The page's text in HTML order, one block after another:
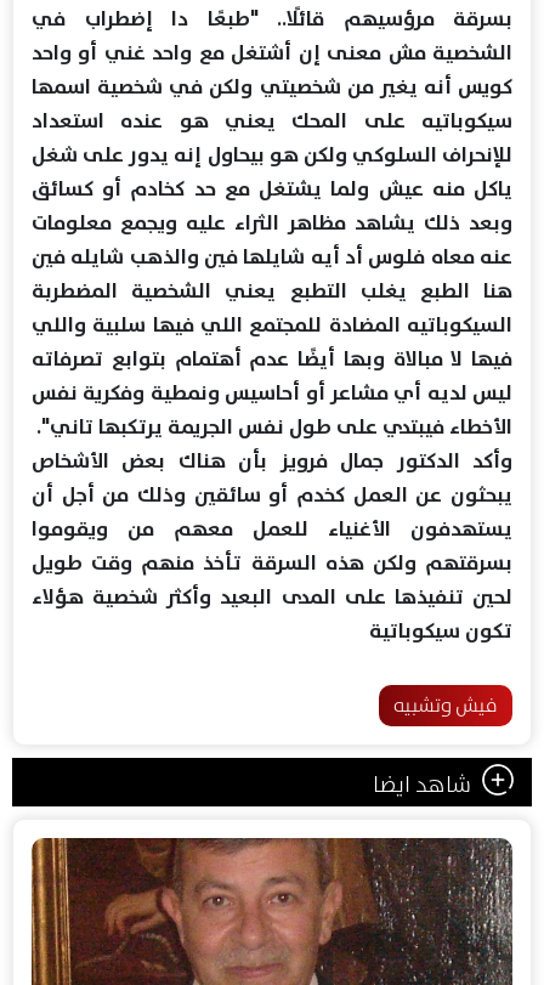
بسرقة مرؤسيهم قائلًا.. "طبعًا دا إضطراب في
الشخصية مش معنى إن أشتغل مع واحد غني أو واحد
كويس أنه يغير من شخصيتي ولكن في شخصية اسمها
سيكوباتيه على المحك يعني هو عنده استعداد
للإنحراف السلوكي ولكن هو بيحاول إنه يدور على شغل
ياكل منه عيش ولما يشتغل مع حد كخادم أو كسائق
وبعد ذلك يشاهد مظاهر الثراء عليه ويجمع معلومات
عنه معاه فلوس أد أيه شايلها فين والذهب شايله فين
هنا الطبع يغلب التطبع يعني الشخصية المضطربة
السيكوباتيه المضادة للمجتمع اللي فيها سلبية واللي
فيها لا مبالاة وبها أيضًا عدم أهتمام بتوابع تصرفاته
ليس لديه أي مشاعر أو أحاسيس ونمطية وفكرية نفس
الأخطاء فيبتدي على طول نفس الجريمة يرتكبها تاني".
وأكد الدكتور جمال فرويز بأن هناك بعض الأشخاص
يبحثون عن العمل كخدم أو سائقين وذلك من أجل أن
يستهدفون الأغنياء للعمل معهم من ويقوموا
بسرقتهم ولكن هذه السرقة تأخذ منهم وقت طويل
لحين تنفيذها على المدى البعيد وأكثر شخصية هؤلاء
تكون سيكوباتية
فيش وتشبيه
شاهد ايضا